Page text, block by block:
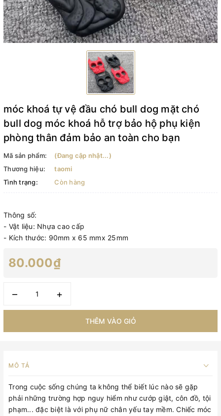
móc khoá tự vệ đầu chó bull dog mặt chó
bull dog móc khoá hỗ trợ bảo hộ phụ kiện
phòng thân đảm bảo an toàn cho bạn
Mã sản phẩm:
(Đang cập nhật...)
Thương hiệu:
taomi
Tình trạng:
Còn hàng
Thông số:
- Vật liệu: Nhựa cao cấp
- Kích thước: 90mm x 65 mmx 25mm
80.000₫
– +
THÊM VÀO GIỎ
MÔ TẢ
Trong cuộc sống chúng ta không thể biết lúc nào sẽ gặp
phải những trường hợp nguy hiểm như cướp giật, côn đồ, tội
phạm... đặc biệt là với phụ nữ chân yếu tay mềm. Chiếc móc